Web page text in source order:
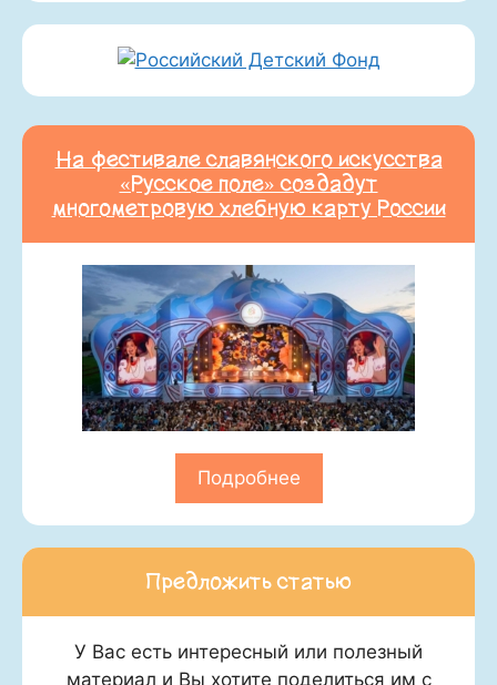
На фестивале славянского искусства
«Русское поле» создадут
многометровую хлебную карту России
Подробнее
Предложить статью
У Вас есть интересный или полезный
материал и Вы хотите поделиться им с